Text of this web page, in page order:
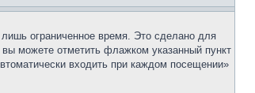
ограниченное время. Это сделано для
можете отметить флажком указанный пункт
входить при каждом посещении»